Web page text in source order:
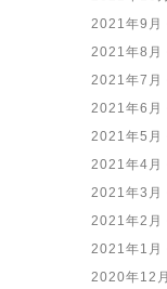
2021年9月
2021年8月
2021年7月
2021年6月
2021年5月
2021年4月
2021年3月
2021年2月
2021年1月
2020年12月